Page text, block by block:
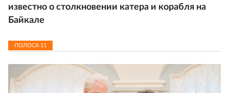
известно о столкновении катера и корабля на
Байкале
ПОЛОСА 11